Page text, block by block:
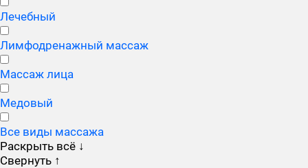
Лечебный
Лимфодренажный массаж
Массаж лица
Медовый
Все виды массажа
Раскрыть всё ↓
Свернуть ↑